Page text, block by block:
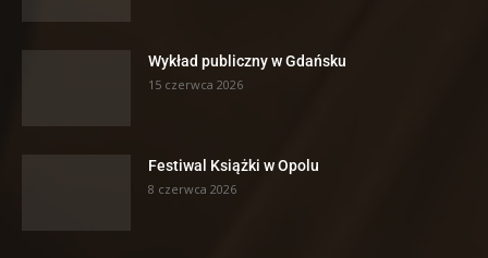
Wykład publiczny w Gdańsku
15 czerwca 2026
Festiwal Książki w Opolu
8 czerwca 2026